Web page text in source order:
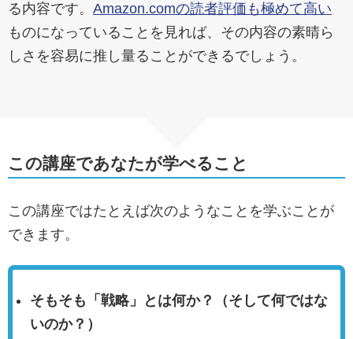
る内容です。 Amazon.comの読者評価も極めて高い
ものになっていることを見れば、その内容の素晴ら
しさを容易に推し量ることができるでしょう。
この講座であなたが学べること
この講座ではたとえば次のようなことを学ぶことが
できます。
そもそも「戦略」とは何か？（そして何ではな
いのか？）